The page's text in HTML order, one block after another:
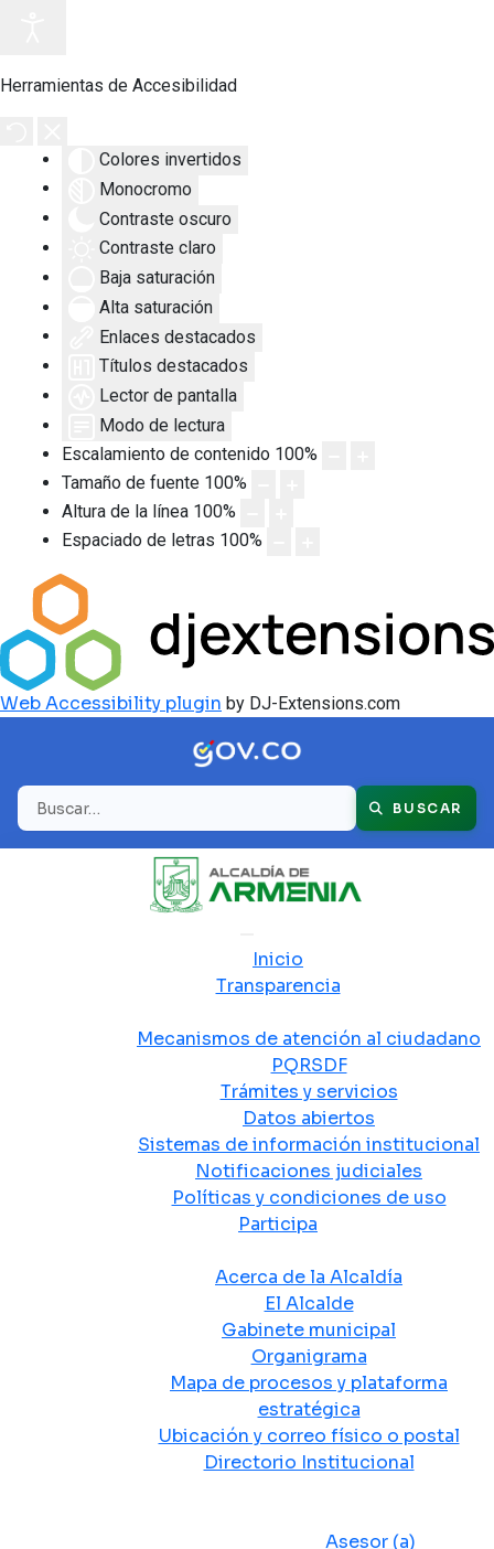
Herramientas de Accesibilidad
Colores invertidos
Monocromo
Contraste oscuro
Contraste claro
Baja saturación
Alta saturación
Enlaces destacados
Títulos destacados
Lector de pantalla
Modo de lectura
Escalamiento de contenido 100%
Tamaño de fuente 100%
Altura de la línea 100%
Espaciado de letras 100%
Web Accessibility plugin by DJ-Extensions.com
Buscar BUSCAR
Inicio
Transparencia
Mecanismos de atención al ciudadano
PQRSDF
Trámites y servicios
Datos abiertos
Sistemas de información institucional
Notificaciones judiciales
Políticas y condiciones de uso
Participa
Acerca de la Alcaldía
El Alcalde
Gabinete municipal
Organigrama
Mapa de procesos y plataforma
estratégica
Ubicación y correo físico o postal
Directorio Institucional
Asesor (a)